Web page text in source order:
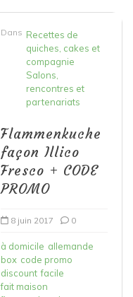
Dans Recettes de
quiches, cakes et
compagnie
Salons,
rencontres et
partenariats
Flammenkuche
façon Illico
Fresco + CODE
PROMO
8 juin 2017 0
à domicile allemande
box code promo
discount facile
fait maison